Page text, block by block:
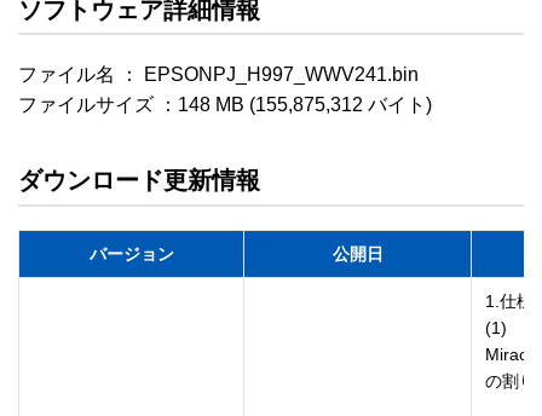
ソフトウェア詳細情報
ファイル名 ： EPSONPJ_H997_WWV241.bin
ファイルサイズ ：148 MB (155,875,312 バイト)
ダウンロード更新情報
バージョン 公開日
1.仕様
(1)
の割り